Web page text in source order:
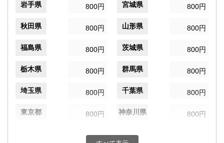
岩手県 800円 宮城県 800円
秋田県 800円 山形県 800円
福島県 800円 茨城県 800円
栃木県 800円 群馬県 800円
埼玉県 800円 千葉県 800円
東京都 800円 神奈川県 800円
800円 富山県